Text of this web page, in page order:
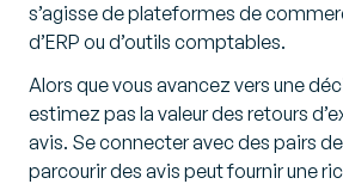
s’agisse de plateformes de
d’ERP ou d’outils comptables.
Alors que vous avancez vers une
estimez pas la valeur des retours
avis. Se connecter avec des pairs
parcourir des avis peut fournir une